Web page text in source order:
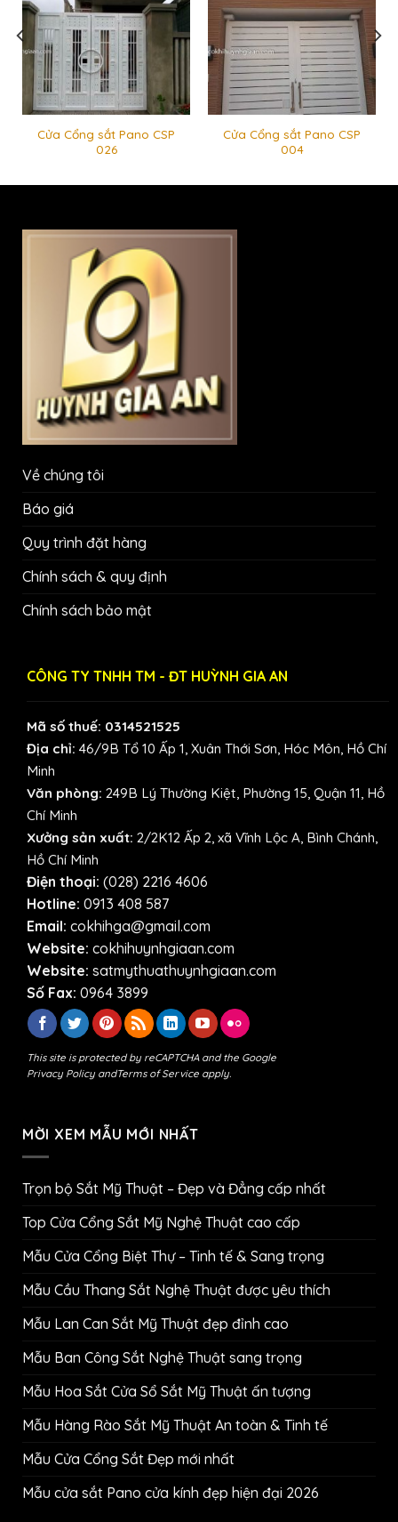
Cửa Cổng sắt Pano CSP
026
Cửa Cổng sắt Pano CSP
004
Về chúng tôi
Báo giá
Quy trình đặt hàng
Chính sách & quy định
Chính sách bảo mật
CÔNG TY TNHH TM - ĐT HUỲNH GIA AN
Mã số thuế: 0314521525
Địa chỉ: 46/9B Tổ 10 Ấp 1, Xuân Thới Sơn, Hóc Môn, Hồ Chí
Minh
Văn phòng: 249B Lý Thường Kiệt, Phường 15, Quận 11, Hồ
Chí Minh
Xưởng sản xuất: 2/2K12 Ấp 2, xã Vĩnh Lộc A, Bình Chánh,
Hồ Chí Minh
Điện thoại: (028) 2216 4606
Hotline: 0913 408 587
Email: cokhihga@gmail.com
Website: cokhihuynhgiaan.com
Website: satmythuathuynhgiaan.com
Số Fax: 0964 3899
This site is protected by reCAPTCHA and the Google
Privacy PolicyandTerms of Serviceapply.
MỜI XEM MẪU MỚI NHẤT
Trọn bộ Sắt Mỹ Thuật – Đẹp và Đẳng cấp nhất
Top Cửa Cổng Sắt Mỹ Nghệ Thuật cao cấp
Mẫu Cửa Cổng Biệt Thự – Tinh tế & Sang trọng
Mẫu Cầu Thang Sắt Nghệ Thuật được yêu thích
Mẫu Lan Can Sắt Mỹ Thuật đẹp đỉnh cao
Mẫu Ban Công Sắt Nghệ Thuật sang trọng
Mẫu Hoa Sắt Cửa Sổ Sắt Mỹ Thuật ấn tượng
Mẫu Hàng Rào Sắt Mỹ Thuật An toàn & Tinh tế
Mẫu Cửa Cổng Sắt Đẹp mới nhất
Mẫu cửa sắt Pano cửa kính đẹp hiện đại 2026